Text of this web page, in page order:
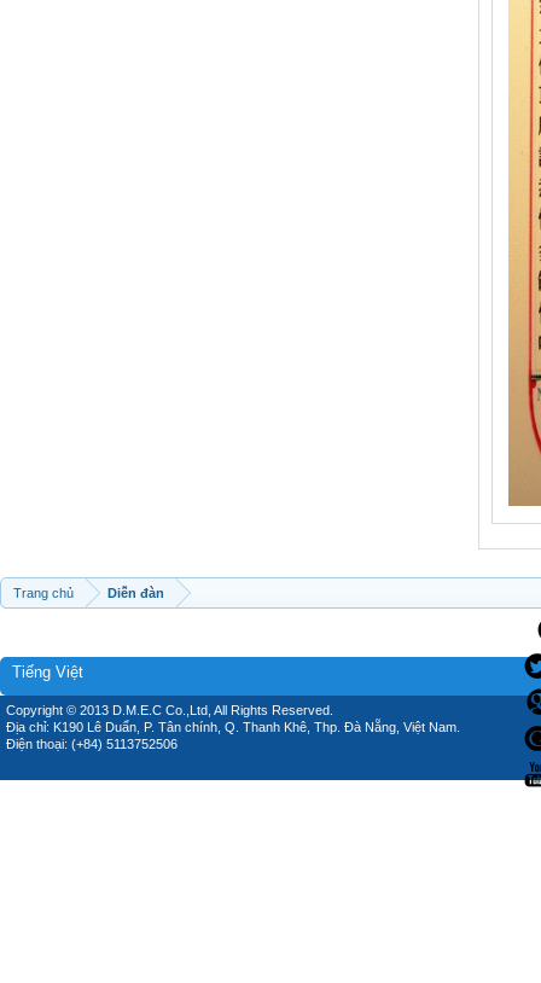
Trang chủ Diễn đàn
Tiếng Việt
Copyright © 2013 D.M.E.C Co.,Ltd, All Rights Reserved.
Địa chỉ: K190 Lê Duẩn, P. Tân chính, Q. Thanh Khê, Thp. Đà Nẵng, Việt Nam.
Điện thoại: (+84) 5113752506